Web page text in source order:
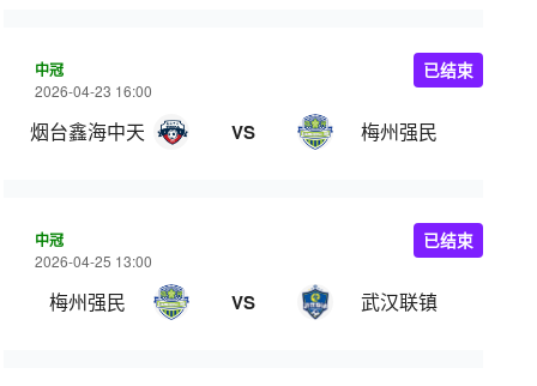
中冠
2026-04-23 16:00
烟台鑫海中天 VS 梅州强民
已结束
中冠
2026-04-25 13:00
梅州强民 VS 武汉联镇
已结束